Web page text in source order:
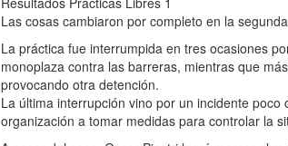
Las cosas cambiaron por completo en la
La práctica fue interrumpida en tres ocasiones
monoplaza contra las barreras, mientras que
provocando otra detención.
La última interrupción vino por un incidente
organización a tomar medidas para controlar la